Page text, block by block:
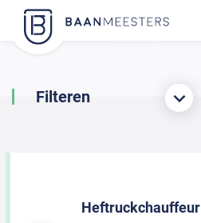
Filteren
Heftruckchauffeur